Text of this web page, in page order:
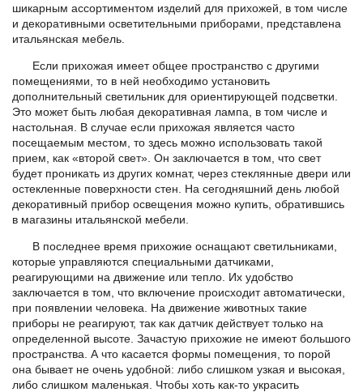
шикарным ассортиментом изделий для прихожей, в том числе
и декоративными осветительными приборами, представлена
итальянская мебель.
Если прихожая имеет общее пространство с другими
помещениями, то в ней необходимо установить
дополнительный светильник для ориентирующей подсветки.
Это может быть любая декоративная лампа, в том числе и
настольная. В случае если прихожая является часто
посещаемым местом, то здесь можно использовать такой
прием, как «второй свет». Он заключается в том, что свет
будет проникать из других комнат, через стеклянные двери или
остекленные поверхности стен. На сегодняшний день любой
декоративный прибор освещения можно купить, обратившись
в магазины итальянской мебели.
В последнее время прихожие оснащают светильниками,
которые управляются специальными датчиками,
реагирующими на движение или тепло. Их удобство
заключается в том, что включение происходит автоматически,
при появлении человека. На движение животных такие
приборы не реагируют, так как датчик действует только на
определенной высоте. Зачастую прихожие не имеют большого
пространства. А что касается формы помещения, то порой
она бывает не очень удобной: либо слишком узкая и высокая,
либо слишком маленькая. Чтобы хоть как-то украсить